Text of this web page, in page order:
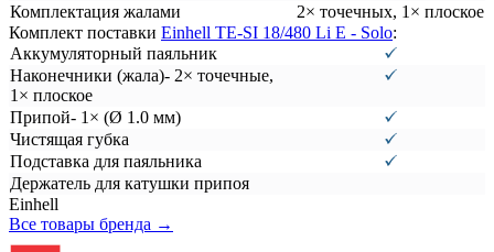
Комплектация жалами
2× точечных, 1× плоское
Комплект поставки Einhell TE-SI 18/480 Li E - Solo:
Аккумуляторный паяльник
Наконечники (жала)- 2× точечные,
1× плоское
Припой- 1× (Ø 1.0 мм)
Чистящая губка
Подставка для паяльника
Держатель для катушки припоя
Einhell
Все товары бренда →